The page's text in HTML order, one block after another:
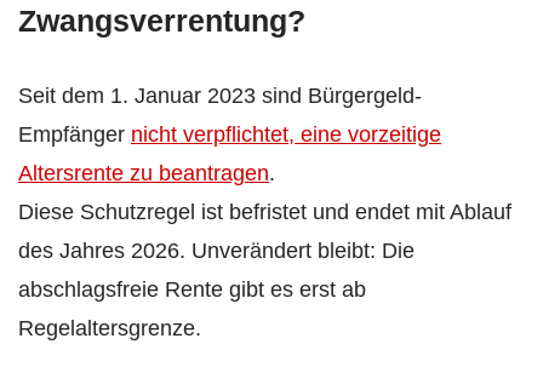
Zwangsverrentung?
Seit dem 1. Januar 2023 sind Bürgergeld-
Empfänger nicht verpflichtet, eine vorzeitige
Altersrente zu beantragen.
Diese Schutzregel ist befristet und endet mit Ablauf
des Jahres 2026. Unverändert bleibt: Die
abschlagsfreie Rente gibt es erst ab
Regelaltersgrenze.